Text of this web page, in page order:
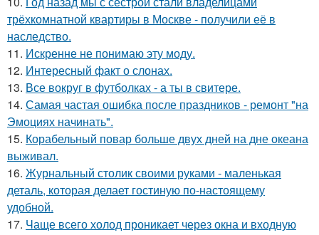
трёхкомнатной квартиры в Москве - получили её в
наследство.
11. Искренне не понимаю эту моду.
12. Интересный факт о слонах.
13. Все вокруг в футболках - а ты в свитере.
14. Самая частая ошибка после праздников - ремонт "на
Эмоциях начинать".
15. Корабельный повар больше двух дней на дне океана
выживал.
16. Журнальный столик своими руками - маленькая
деталь, которая делает гостиную по-настоящему
удобной.
17. Чаще всего холод проникает через окна и входную